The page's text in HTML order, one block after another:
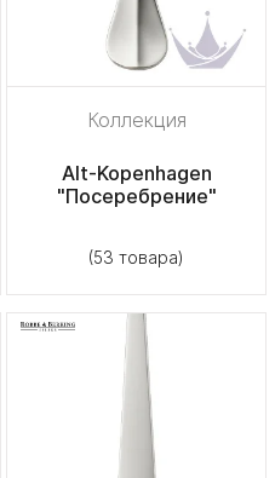
Коллекция
Alt-Kopenhagen
"Посеребрение"
(53 товара)